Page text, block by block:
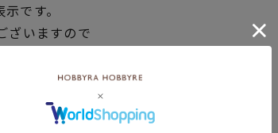
です。
ざいますので
、別途メール